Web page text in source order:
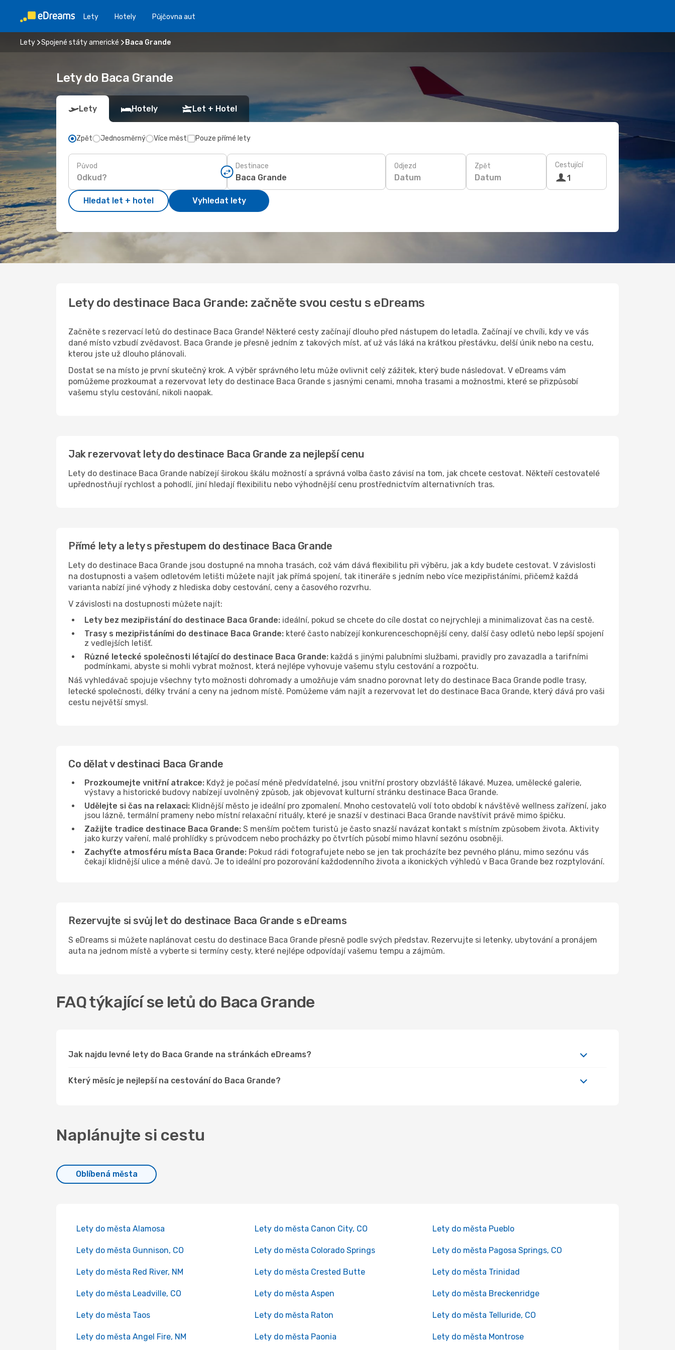
Lety Hotely Půjčovna aut
Lety Spojené státy americké Baca Grande
Lety do Baca Grande
Lety Hotely Let + Hotel
Zpět Jednosměrný Více měst Pouze přímé lety
Původ Destinace Odjezd
Datum
Zpět
Datum
Cestující
1
Hledat let + hotel Vyhledat lety
Lety do destinace Baca Grande: začněte svou cestu s eDreams
Začněte s rezervací letů do destinace Baca Grande! Některé cesty začínají dlouho před nástupem do letadla. Začínají ve chvíli, kdy ve vás
dané místo vzbudí zvědavost. Baca Grande je přesně jedním z takových míst, ať už vás láká na krátkou přestávku, delší únik nebo na cestu,
kterou jste už dlouho plánovali.
Dostat se na místo je první skutečný krok. A výběr správného letu může ovlivnit celý zážitek, který bude následovat. V eDreams vám
pomůžeme prozkoumat a rezervovat lety do destinace Baca Grande s jasnými cenami, mnoha trasami a možnostmi, které se přizpůsobí
vašemu stylu cestování, nikoli naopak.
Jak rezervovat lety do destinace Baca Grande za nejlepší cenu
Lety do destinace Baca Grande nabízejí širokou škálu možností a správná volba často závisí na tom, jak chcete cestovat. Někteří cestovatelé
upřednostňují rychlost a pohodlí, jiní hledají flexibilitu nebo výhodnější cenu prostřednictvím alternativních tras.
Přímé lety a lety s přestupem do destinace Baca Grande
Lety do destinace Baca Grande jsou dostupné na mnoha trasách, což vám dává flexibilitu při výběru, jak a kdy budete cestovat. V závislosti
na dostupnosti a vašem odletovém letišti můžete najít jak přímá spojení, tak itineráře s jedním nebo více mezipřistáními, přičemž každá
varianta nabízí jiné výhody z hlediska doby cestování, ceny a časového rozvrhu.
V závislosti na dostupnosti můžete najít:
Lety bez mezipřistání do destinace Baca Grande: ideální, pokud se chcete do cíle dostat co nejrychleji a minimalizovat čas na cestě.
Trasy s mezipřistáními do destinace Baca Grande: které často nabízejí konkurenceschopnější ceny, další časy odletů nebo lepší spojení
z vedlejších letišť.
Různé letecké společnosti létající do destinace Baca Grande: každá s jinými palubními službami, pravidly pro zavazadla a tarifními
podmínkami, abyste si mohli vybrat možnost, která nejlépe vyhovuje vašemu stylu cestování a rozpočtu.
Náš vyhledávač spojuje všechny tyto možnosti dohromady a umožňuje vám snadno porovnat lety do destinace Baca Grande podle trasy,
letecké společnosti, délky trvání a ceny na jednom místě. Pomůžeme vám najít a rezervovat let do destinace Baca Grande, který dává pro vaši
cestu největší smysl.
Co dělat v destinaci Baca Grande
Prozkoumejte vnitřní atrakce: Když je počasí méně předvídatelné, jsou vnitřní prostory obzvláště lákavé. Muzea, umělecké galerie,
výstavy a historické budovy nabízejí uvolněný způsob, jak objevovat kulturní stránku destinace Baca Grande.
Udělejte si čas na relaxaci: Klidnější město je ideální pro zpomalení. Mnoho cestovatelů volí toto období k návštěvě wellness zařízení, jako
jsou lázně, termální prameny nebo místní relaxační rituály, které je snazší v destinaci Baca Grande navštívit právě mimo špičku.
Zažijte tradice destinace Baca Grande: S menším počtem turistů je často snazší navázat kontakt s místním způsobem života. Aktivity
jako kurzy vaření, malé prohlídky s průvodcem nebo procházky po čtvrtích působí mimo hlavní sezónu osobněji.
Zachyťte atmosféru místa Baca Grande: Pokud rádi fotografujete nebo se jen tak procházíte bez pevného plánu, mimo sezónu vás
čekají klidnější ulice a méně davů. Je to ideální pro pozorování každodenního života a ikonických výhledů v Baca Grande bez rozptylování.
Rezervujte si svůj let do destinace Baca Grande s eDreams
S eDreams si můžete naplánovat cestu do destinace Baca Grande přesně podle svých představ. Rezervujte si letenky, ubytování a pronájem
auta na jednom místě a vyberte si termíny cesty, které nejlépe odpovídají vašemu tempu a zájmům.
FAQ týkající se letů do Baca Grande
Jak najdu levné lety do Baca Grande na stránkách eDreams?
Který měsíc je nejlepší na cestování do Baca Grande?
Naplánujte si cestu
Oblíbená města
Lety do města Alamosa Lety do města Canon City, CO Lety do města Pueblo
Lety do města Gunnison, CO Lety do města Colorado Springs Lety do města Pagosa Springs, CO
Lety do města Red River, NM Lety do města Crested Butte Lety do města Trinidad
Lety do města Leadville, CO Lety do města Aspen Lety do města Breckenridge
Lety do města Taos Lety do města Raton Lety do města Telluride, CO
Lety do města Angel Fire, NM Lety do města Paonia Lety do města Montrose